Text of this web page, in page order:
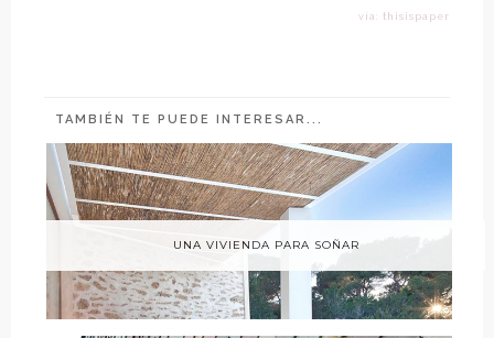
vía: thisispaper
TAMBIÉN TE PUEDE INTERESAR...
UNA VIVIENDA PARA SOÑAR